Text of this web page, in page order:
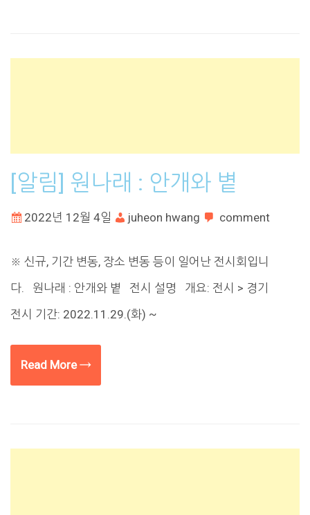
[알림] 원나래 : 안개와 볕
2022년 12월 4일 juheon hwang comment
※ 신규, 기간 변동, 장소 변동 등이 일어난 전시회입니
다. 원나래 : 안개와 볕 전시 설명 개요: 전시 > 경기
전시 기간: 2022.11.29.(화) ~
Read More →